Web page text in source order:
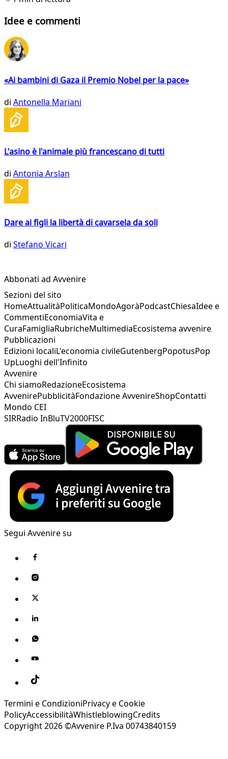
Idee e commenti
«Ai bambini di Gaza il Premio Nobel per la pace»
di Antonella Mariani
L'asino è l'animale più francescano di tutti
di Antonia Arslan
Dare ai figli la libertà di cavarsela da soli
di Stefano Vicari
Abbonati ad Avvenire
Sezioni del sito
HomeAttualitàPoliticaMondoAgoràPodcastChiesaIdee e
CommentiEconomiaVita e
CuraFamigliaRubricheMultimediaEcosistema avvenire
Pubblicazioni
Edizioni localiL'economia civileGutenbergPopotusPop
UpLuoghi dell'Infinito
Avvenire
Chi siamoRedazioneEcosistema
AvvenirePubblicitàFondazione AvvenireShopContatti
Mondo CEI
SIRRadio InBluTV2000FISC
Segui Avvenire su
Termini e CondizioniPrivacy e Cookie
PolicyAccessibilitàWhistleblowingCredits
Copyright 2026 ©Avvenire P.Iva 00743840159